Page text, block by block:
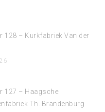
128 – Kurkfabriek Van der
127 – Haagsche
Th. Brandenburg